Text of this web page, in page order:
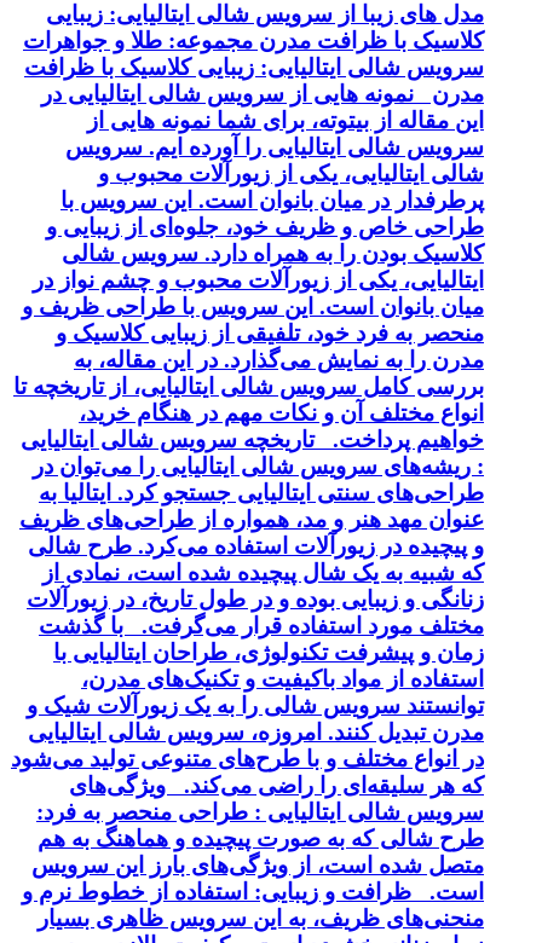
مدل های زیبا از سرویس شالی ایتالیایی: زیبایی
کلاسیک با ظرافت مدرن مجموعه: طلا و جواهرات
سرویس شالی ایتالیایی: زیبایی کلاسیک با ظرافت
مدرن نمونه هایی از سرویس شالی ایتالیایی در
این مقاله از بیتوته، برای شما نمونه هایی از
سرویس شالی ایتالیایی را آورده ایم. سرویس
شالی ایتالیایی، یکی از زیورآلات محبوب و
پرطرفدار در میان بانوان است. این سرویس با
طراحی خاص و ظریف خود، جلوه‌ای از زیبایی و
کلاسیک بودن را به همراه دارد. سرویس شالی
ایتالیایی، یکی از زیورآلات محبوب و چشم نواز در
میان بانوان است. این سرویس با طراحی ظریف و
منحصر به فرد خود، تلفیقی از زیبایی کلاسیک و
مدرن را به نمایش می‌گذارد. در این مقاله، به
بررسی کامل سرویس شالی ایتالیایی، از تاریخچه تا
انواع مختلف آن و نکات مهم در هنگام خرید،
خواهیم پرداخت. تاریخچه سرویس شالی ایتالیایی
: ریشه‌های سرویس شالی ایتالیایی را می‌توان در
طراحی‌های سنتی ایتالیایی جستجو کرد. ایتالیا به
عنوان مهد هنر و مد، همواره از طراحی‌های ظریف
و پیچیده در زیورآلات استفاده می‌کرد. طرح شالی
که شبیه به یک شال پیچیده شده است، نمادی از
زنانگی و زیبایی بوده و در طول تاریخ، در زیورآلات
مختلف مورد استفاده قرار می‌گرفت. با گذشت
زمان و پیشرفت تکنولوژی، طراحان ایتالیایی با
استفاده از مواد باکیفیت و تکنیک‌های مدرن،
توانستند سرویس شالی را به یک زیورآلات شیک و
مدرن تبدیل کنند. امروزه، سرویس شالی ایتالیایی
در انواع مختلف و با طرح‌های متنوعی تولید می‌شود
که هر سلیقه‌ای را راضی می‌کند. ویژگی‌های
سرویس شالی ایتالیایی : طراحی منحصر به فرد:
طرح شالی که به صورت پیچیده و هماهنگ به هم
متصل شده است، از ویژگی‌های بارز این سرویس
است. ظرافت و زیبایی: استفاده از خطوط نرم و
منحنی‌های ظریف، به این سرویس ظاهری بسیار